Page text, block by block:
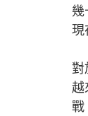
幾
現
對
越
戰